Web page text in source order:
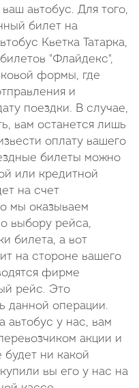
автобус. Для того,
билет на
Кветка Татарка,
"Флайдекс",
формы, где
и
поездки. В случае,
вам останется лишь
оплату вашего
билеты можно
или кредитной
на счет
мы оказываем
выбору рейса,
билета, а вот
на стороне вашего
фирме
рейс. Это
данной операции.
автобус у нас, вам
акции и
будет ни какой
вы его у нас на